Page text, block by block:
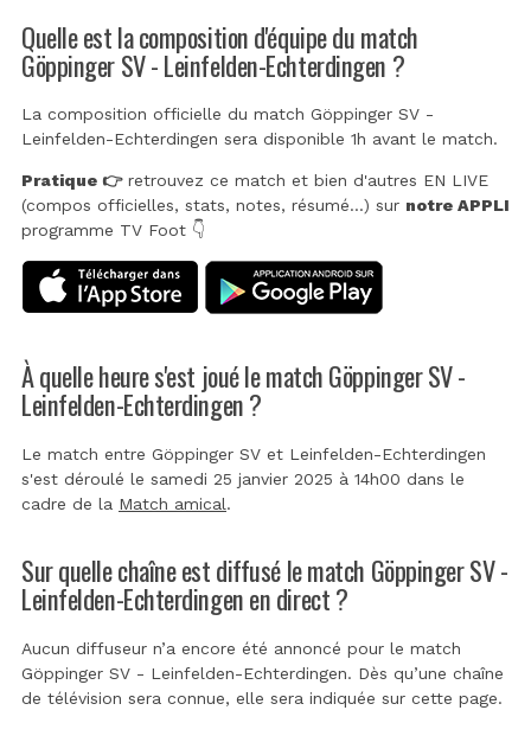
Quelle est la composition d'équipe du match
Göppinger SV - Leinfelden-Echterdingen ?
La composition officielle du match Göppinger SV -
Leinfelden-Echterdingen sera disponible 1h avant le match.
Pratique 👉retrouvez ce match et bien d'autres EN LIVE
(compos officielles, stats, notes, résumé...) sur notre APPLI
programme TV Foot 👇
À quelle heure s'est joué le match Göppinger SV -
Leinfelden-Echterdingen ?
Le match entre Göppinger SV et Leinfelden-Echterdingen
s'est déroulé le samedi 25 janvier 2025 à 14h00 dans le
cadre de la Match amical.
Sur quelle chaîne est diffusé le match Göppinger SV -
Leinfelden-Echterdingen en direct ?
Aucun diffuseur n’a encore été annoncé pour le match
Göppinger SV - Leinfelden-Echterdingen. Dès qu’une chaîne
de télévision sera connue, elle sera indiquée sur cette page.